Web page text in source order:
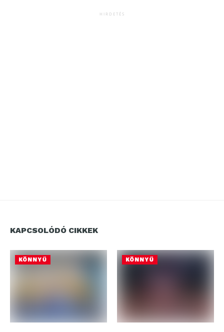
HIRDETÉS
KAPCSOLÓDÓ CIKKEK
KÖNNYŰ KÖNNYŰ